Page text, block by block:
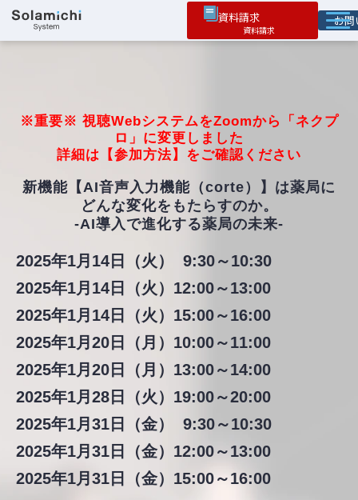
資料請求 お
オプション機能
お役立ち情報
導入事例
※重要※ 視聴WebシステムをZoomから「ネクプ
ロ」に変更しました
詳細は【参加方法】をご確認ください
新機能【AI音声入力機能（corte）】は薬局に
どんな変化をもたらすのか。
-AI導入で進化する薬局の未来-
2025年1月14日（火） 9:30～10:30
2025年1月14日（火）12:00～13:00
2025年1月14日（火）15:00～16:00
2025年1月20日（月）10:00～11:00
2025年1月20日（月）13:00～14:00
2025年1月28日（火）19:00～20:00
2025年1月31日（金） 9:30～10:30
2025年1月31日（金）12:00～13:00
2025年1月31日（金）15:00～16:00